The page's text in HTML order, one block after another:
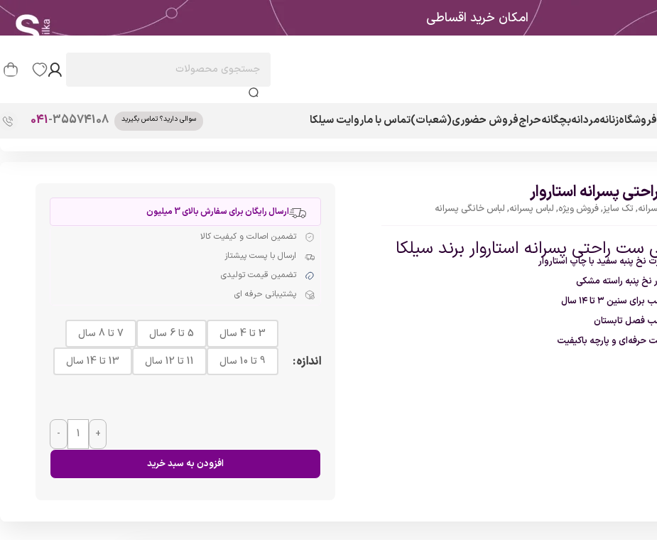
امکان خرید اقساطی
فروشگاهزنانهمردانهبچگانهحراجفروش حضوری(شعبات)تماس با ماروایت سیلکا سوالی دارید؟ تماس بگیرید 041-35574108
پسرانه استاروار
, تک سایز,فروش ویژه, لباس پسرانه, لباس خانگی پسرانه
ست راحتی پسرانه استاروار برند سیلکا
نخ پنبه سفید با چاپ استاروار
نخ پنبه راسته مشکی
سنین ۳ تا ۱۴ سال
فصل تابستان
حرفه‌ای و پارچه باکیفیت
ارسال رایگان برای سفارش بالای 3 میلیون
تضمین اصالت و کیفیت کالا
ارسال با پست پیشتاز
تضمین قیمت تولیدی
پشتیبانی حرفه ای
اندازه
3 تا 4 سال 5 تا 6 سال
7 تا 8 سال
9 تا 10 سال
11 تا 12 سال 13 تا 14 سال
- +
افزودن به سبد خرید